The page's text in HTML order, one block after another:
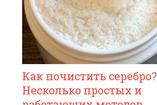
Как почистить серебро?
Несколько простых и